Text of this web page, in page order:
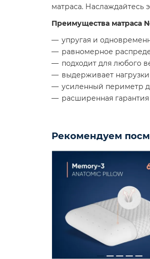
матраса. Наслаждайтесь
Преимущества матраса
упругая и
равномерное
подходит для любого
выдерживает
усиленный периметр
расширенная
Рекомендуем